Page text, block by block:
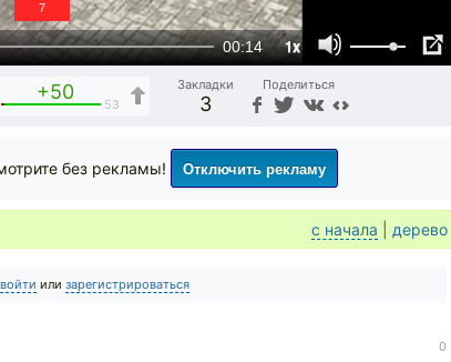
00:14 1x
6
+50
53
Закладки
3
Поделиться
без рекламы! Отключить рекламу
с начала дерево
войти или зарегистрироваться
0